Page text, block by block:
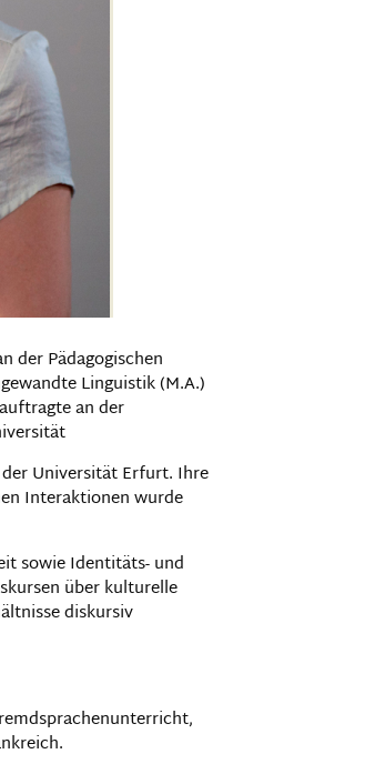
der Pädagogischen
Linguistik (M.A.)
an der
Universität Erfurt. Ihre
Interaktionen wurde
sowie Identitäts- und
über kulturelle
diskursiv